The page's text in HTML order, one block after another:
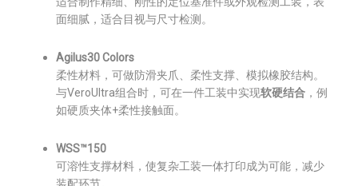
面细腻，适合目视与尺寸检测。
Agilus30 Colors
柔性材料，可做防滑夹爪、柔性支撑、模拟橡胶结构。
与VeroUltra组合时，可在一件工装中实现软硬结合 ，例
如硬质夹体+柔性接触面。
WSS™150
可溶性支撑材料，使复杂工装一体打印成为可能，减少